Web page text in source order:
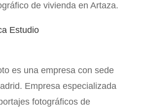
de vivienda en Artaza.
Estudio
es una empresa con sede
Empresa especializada
fotográficos de